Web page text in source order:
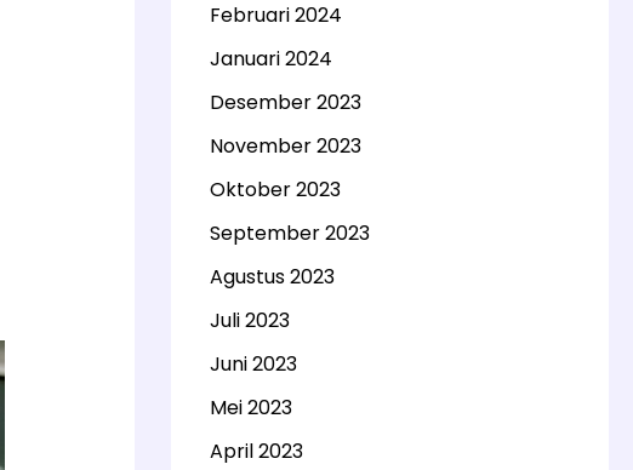
Februari 2024
Januari 2024
Desember 2023
November 2023
Oktober 2023
September 2023
Agustus 2023
Juli 2023
Juni 2023
Mei 2023
April 2023